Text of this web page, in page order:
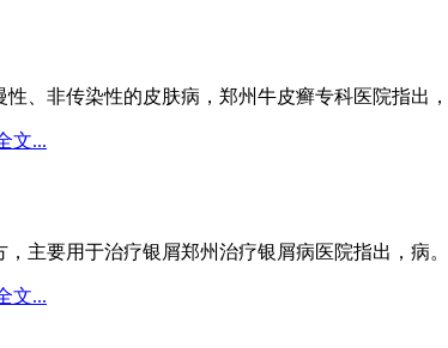
、非传染性的皮肤病，郑州牛皮癣专科医院指出
文...
主要用于治疗银屑郑州治疗银屑病医院指出，病
文...